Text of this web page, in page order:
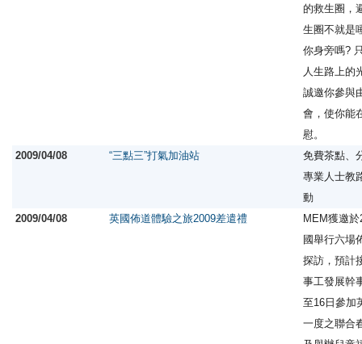
的救生圈，
生圈不就是
你身旁嗎?
人生路上的
誠邀你參與
會，使你能
慰。
2009/04/08
“三點三”打氣加油站
免費茶點、
專業人士教
動
2009/04/08
英國佈道體驗之旅2009差遣禮
MEM獲邀
國舉行六場
探訪，預計
事工發展幹
至16日參加
一度之聯合